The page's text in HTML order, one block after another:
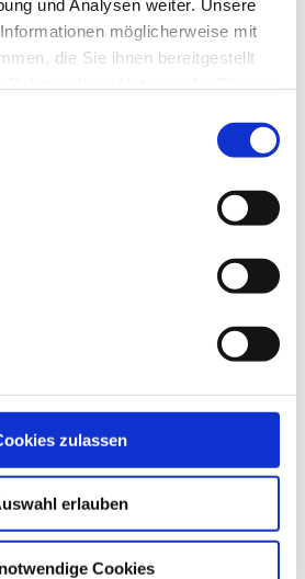
und Analysen weiter. Unsere
möglicherweise mit
die Sie ihnen bereitgestellt
zulassen
erlauben
Cookies
„GOLDTOPF“
1,00
3ER SET
5,00